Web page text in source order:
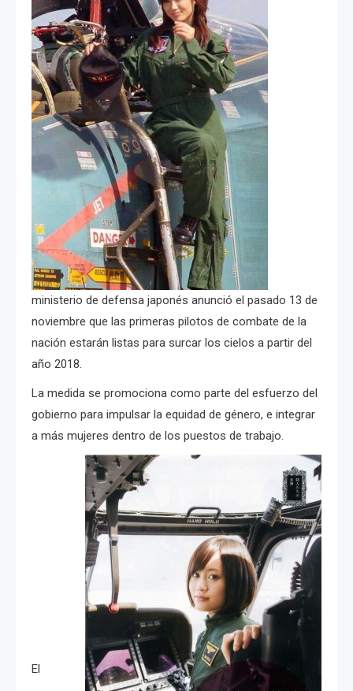
ministerio de defensa japonés anunció el pasado 13 de
noviembre que las primeras pilotos de combate de la
nación estarán listas para surcar los cielos a partir del
año 2018.
La medida se promociona como parte del esfuerzo del
gobierno para impulsar la equidad de género, e integrar
a más mujeres dentro de los puestos de trabajo.
El